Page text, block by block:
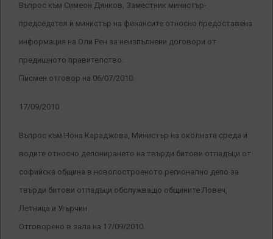
Въпрос към Симеон Дянков, Заместник министър-
председател и министър на финансите относно предоставена
информация на Оли Рен за неизпълнени договори от
предишното правителство.
Писмен отговор на 06/07/2010.
17/09/2010
Въпрос към Нона Караджова, Министър на околната среда и
водите относно депонирането на твърди битови отпадъци от
софийска община в новопостроеното регионално депо за
твърди битови отпадъци обслужващо общините Ловеч,
Летница и Угърчин.
Отговорено в зала на 17/09/2010.